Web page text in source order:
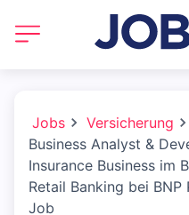
Jobs
Versicherung
Business Analyst &
Insurance Business im
Retail Banking bei
Job